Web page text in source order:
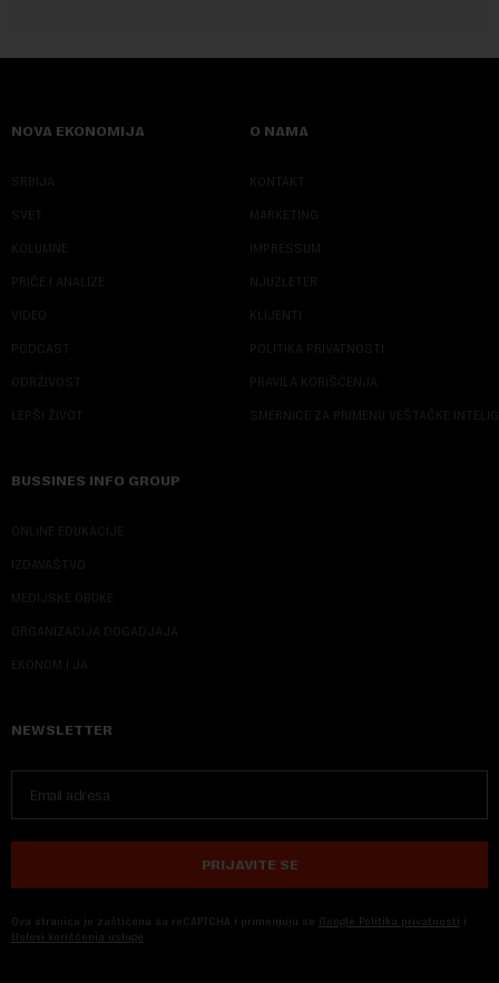
NOVA EKONOMIJA
SRBIJA
SVET
KOLUMNE
PRIČE I ANALIZE
VIDEO
PODCAST
ODRŽIVOST
LEPŠI ŽIVOT
O NAMA
KONTAKT
MARKETING
IMPRESSUM
NJUZLETER
KLIJENTI
POLITIKA PRIVATNOSTI
PRAVILA KORIŠĆENJA
SMERNICE ZA PRIMENU VEŠTAČKE
BUSSINES INFO GROUP
ONLINE EDUKACIJE
IZDAVAŠTVO
MEDIJSKE OBUKE
ORGANIZACIJA DOGADJAJA
EKONOM I JA
NEWSLETTER
PRIJAVITE SE
Ova stranica je zaštićena sa reCAPTCHA i primenjuju se Google Politika privatnosti i
Uslovi korišćenja usluge